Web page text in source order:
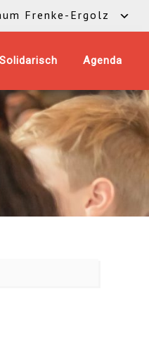
Frenke-Ergolz
Solidarisch Agenda